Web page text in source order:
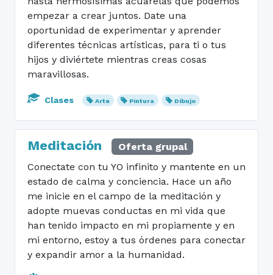
empezar a crear juntos. Date una
oportunidad de experimentar y aprender
diferentes técnicas artísticas, para ti o tus
hijos y diviértete mientras creas cosas
maravillosas.
Clases Arte Pintura Dibujo
Meditación
Oferta grupal
Conectate con tu YO infinito y mantente en un
estado de calma y conciencia. Hace un año
me inicie en el campo de la meditación y
adopte muevas conductas en mi vida que
han tenido impacto en mi propiamente y en
mi entorno, estoy a tus órdenes para conectar
y expandir amor a la humanidad.